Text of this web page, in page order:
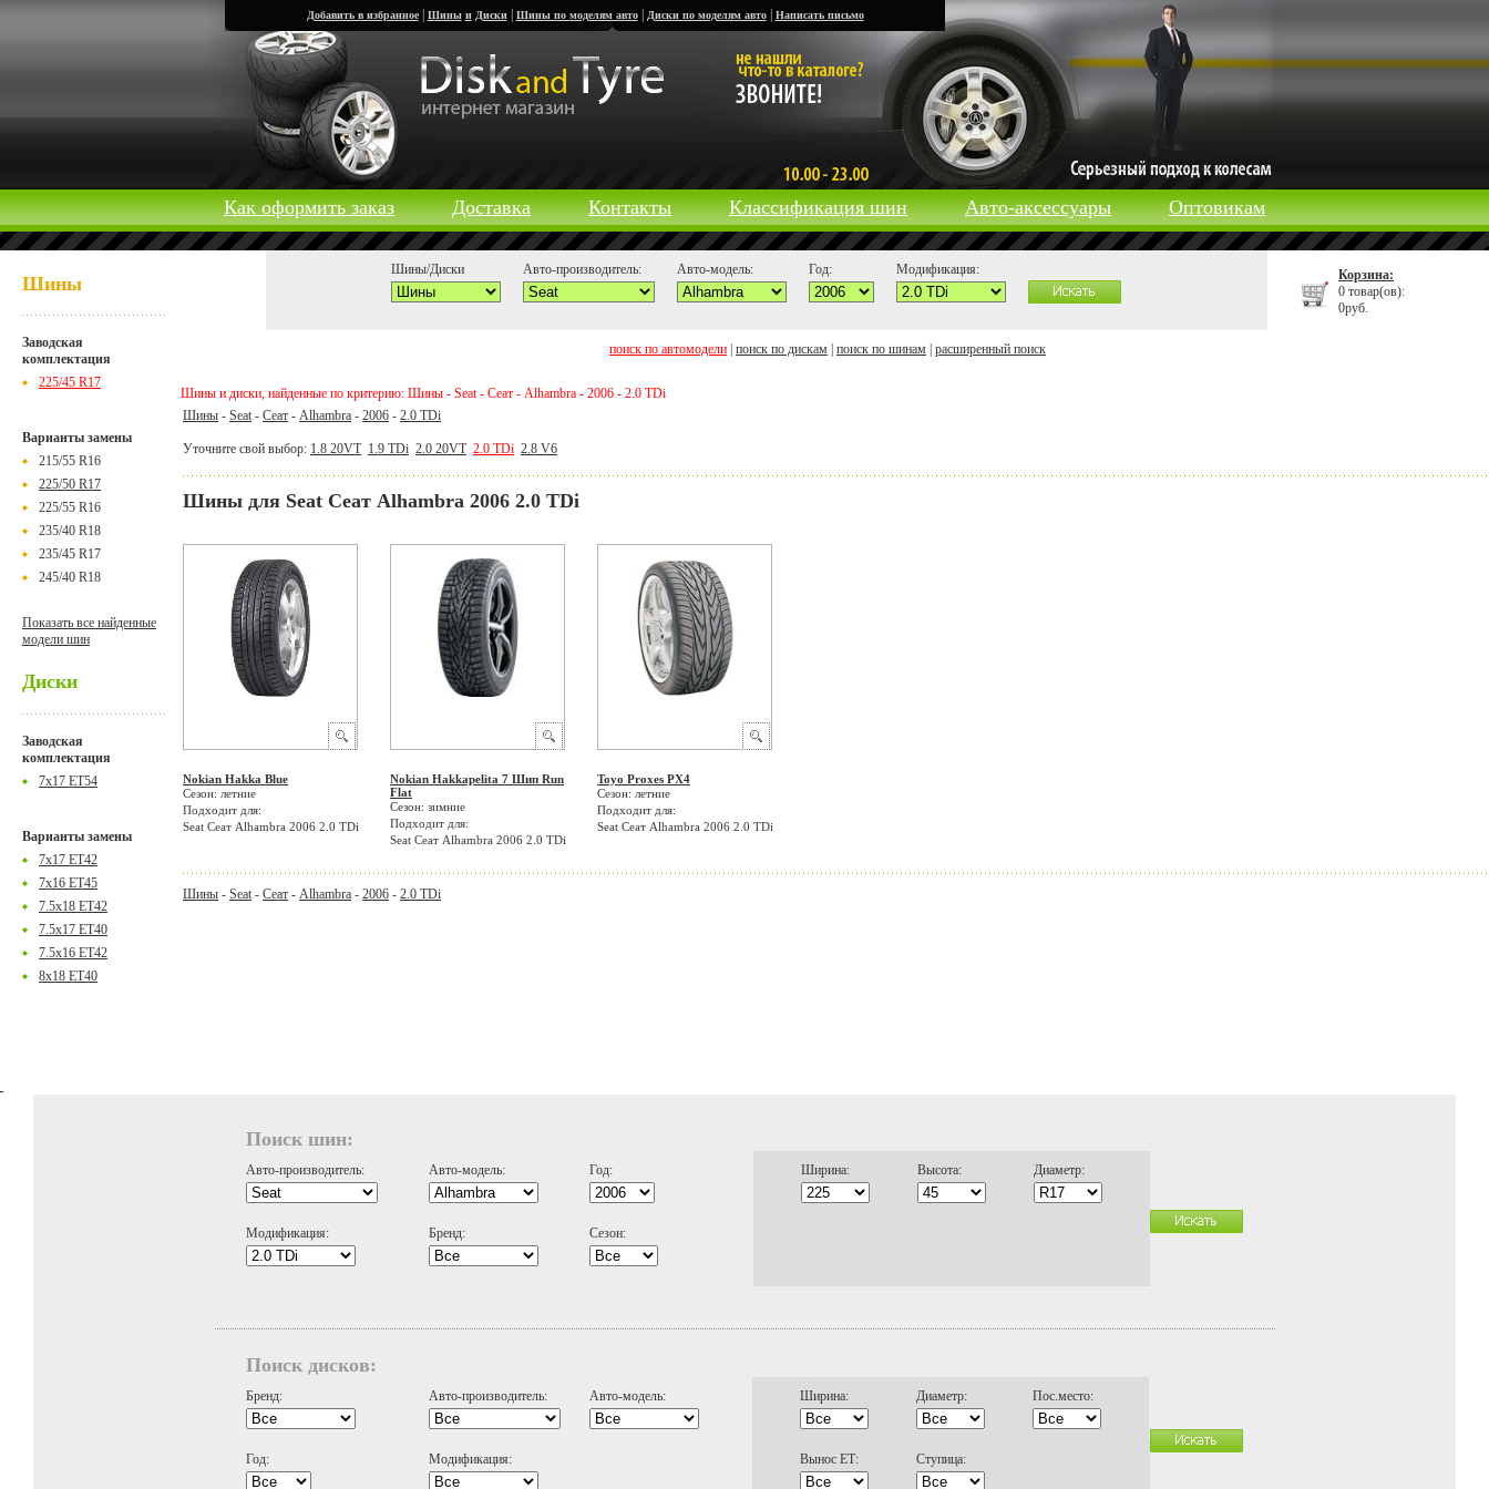
Добавить в избранное| Шины и Диски| Шины по моделям авто| Диски по моделям авто| Написать письмо
Как оформить заказ Доставка Контакты Классификация шин Авто-аксессуары Оптовикам
Корзина:
0 товар(ов):
0руб.
Шины
Заводская
комплектация
225/45 R17
Варианты замены
215/55 R16
225/50 R17
225/55 R16
235/40 R18
235/45 R17
245/40 R18
Показать все найденные
модели шин
Диски
Заводская
комплектация
7x17 ET54
Варианты замены
7x17 ET42
7x16 ET45
7.5x18 ET42
7.5x17 ET40
7.5x16 ET42
8x18 ET40
Шины/Диски Авто-производитель: Авто-модель: Год: Модификация:
поиск по автомодели поиск по дискам поиск по шинам расширенный поиск
Шины и диски, найденные по критерию: Шины - Seat - Сеат - Alhambra - 2006 - 2.0 TDi
Шины - Seat - Сеат - Alhambra - 2006 - 2.0 TDi
Уточните свой выбор: 1.8 20VT 1.9 TDi 2.0 20VT 2.0 TDi 2.8 V6
Шины для Seat Сеат Alhambra 2006 2.0 TDi
Nokian Hakka Blue
Сезон: летние
Подходит для:
Seat Сеат Alhambra 2006 2.0 TDi
Nokian Hakkapelita 7 Шип Run
Flat
Сезон: зимние
Подходит для:
Seat Сеат Alhambra 2006 2.0 TDi
Toyo Proxes PX4
Сезон: летние
Подходит для:
Seat Сеат Alhambra 2006 2.0 TDi
Шины - Seat - Сеат - Alhambra - 2006 - 2.0 TDi
Поиск шин:
Авто-производитель: Авто-модель: Год:
Модификация: Бренд: Сезон:
Ширина: Высота: Диаметр:
Поиск дисков:
Бренд: Авто-производитель: Авто-модель:
Год: Модификация:
Ширина: Диаметр: Пос.место:
Вынос ЕТ: Ступица: